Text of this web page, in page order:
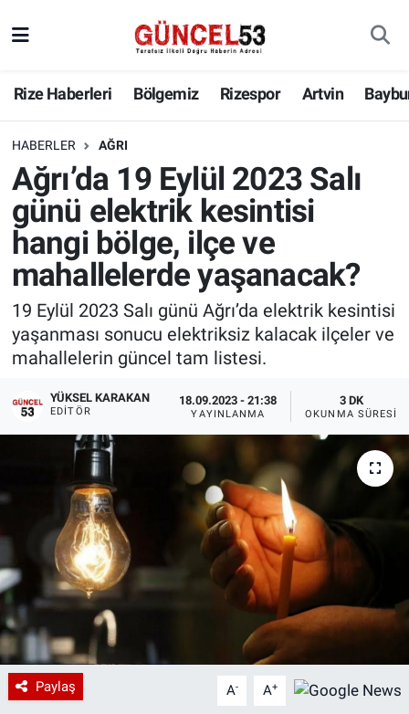
Rize Haberleri Bölgemiz Rizespor Artvin
HABERLER AĞRI
Ağrı’da 19 Eylül 2023 Salı
günü elektrik kesintisi
hangi bölge, ilçe ve
mahallelerde yaşanacak?
19 Eylül 2023 Salı günü Ağrı’da elektrik kesintisi
yaşanması sonucu elektriksiz kalacak ilçeler ve
mahallelerin güncel tam listesi.
YÜKSEL KARAKAN
EDITÖR
18.09.2023 - 21:38
YAYINLANMA
3 DK
OKUNMA SÜRESI
Paylaş A- A+